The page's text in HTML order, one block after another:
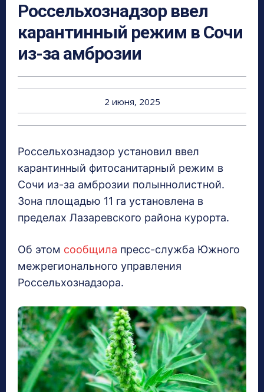
Россельхознадзор ввел
карантинный режим в Сочи
из-за амброзии
2 июня, 2025
Россельхознадзор установил ввел
карантинный фитосанитарный режим в
Сочи из-за амброзии полыннолистной.
Зона площадью 11 га установлена в
пределах Лазаревского района курорта.
Об этом сообщила пресс-служба Южного
межрегионального управления
Россельхознадзора.